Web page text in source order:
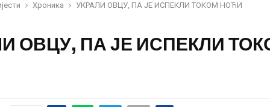
Хроника УКРАЛИ ОВЦУ, ПА ЈЕ ИСПЕКЛИ ТОКОМ НОЋИ
ОВЦУ, ПА ЈЕ ИСПЕКЛИ